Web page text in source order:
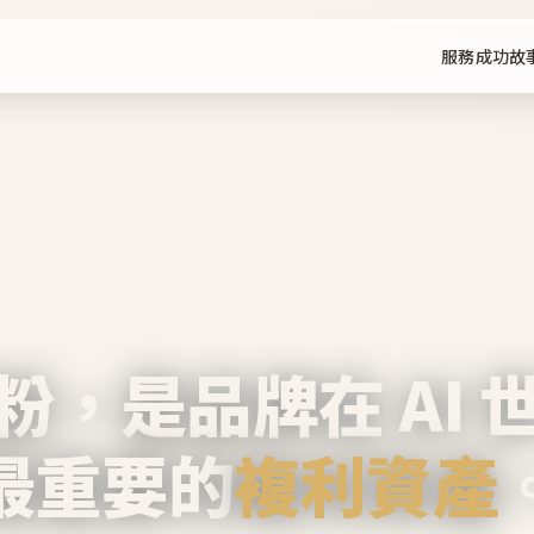
服務成功故
，是品牌在 AI
重要的複利資產